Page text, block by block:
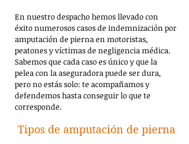
En nuestro despacho hemos llevado con
éxito numerosos casos de indemnización por
amputación de pierna en motoristas,
peatones y víctimas de negligencia médica.
Sabemos que cada caso es único y que la
pelea con la aseguradora puede ser dura,
pero no estás solo: te acompañamos y
defendemos hasta conseguir lo que te
corresponde.
Tipos de amputación de pierna